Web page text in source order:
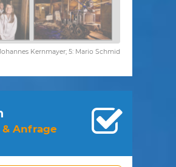
Kernmayer; 5: Mario Schmid
Anfrage